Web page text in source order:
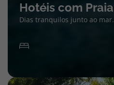
Hotéis com Praia
Dias tranquilos junto ao mar.